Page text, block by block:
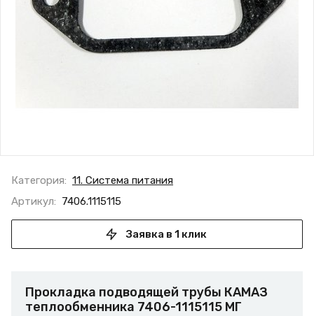
Категория: 11. Система питания
Артикул: 7406.1115115
Заявка в 1 клик
Прокладка подводящей трубы КАМАЗ
теплообменника 7406-1115115 МГ